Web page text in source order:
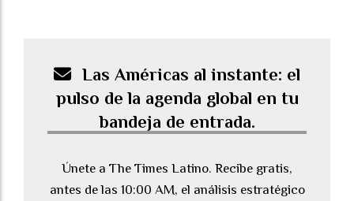
Las Américas al instante: el
pulso de la agenda global en tu
bandeja de entrada.
Únete a The Times Latino. Recibe gratis,
antes de las 10:00 AM, el análisis estratégico